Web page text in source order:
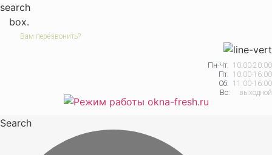
search
box.
Вам перезвонить?
Пн-Чт: 10:00-20:00
Пт: 10:00-16:00
Сб: 11:00-16:00
Вс: выходной
Search